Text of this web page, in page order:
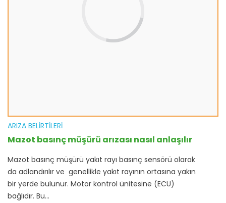
ARIZA BELIRTILERI
Mazot basınç müşürü arızası nasıl anlaşılır
Mazot basınç müşürü yakıt rayı basınç sensörü olarak
da adlandırılır ve genellikle yakıt rayının ortasına yakın
bir yerde bulunur. Motor kontrol ünitesine (ECU)
bağlıdır. Bu...